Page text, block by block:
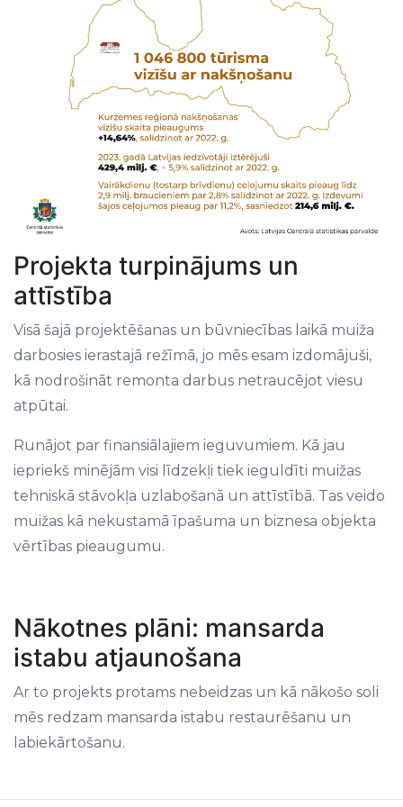
Projekta turpinājums un
attīstība
Visā šajā projektēšanas un būvniecības laikā muiža
darbosies ierastajā režīmā, jo mēs esam izdomājuši,
kā nodrošināt remonta darbus netraucējot viesu
atpūtai.
Runājot par finansiālajiem ieguvumiem. Kā jau
iepriekš minējām visi līdzekļi tiek ieguldīti muižas
tehniskā stāvokļa uzlabošanā un attīstībā. Tas veido
muižas kā nekustamā īpašuma un biznesa objekta
vērtības pieaugumu.
Nākotnes plāni: mansarda
istabu atjaunošana
Ar to projekts protams nebeidzas un kā nākošo soli
mēs redzam mansarda istabu restaurēšanu un
labiekārtošanu.